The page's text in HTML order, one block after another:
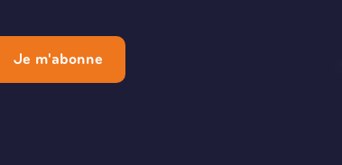
Je m'abonne